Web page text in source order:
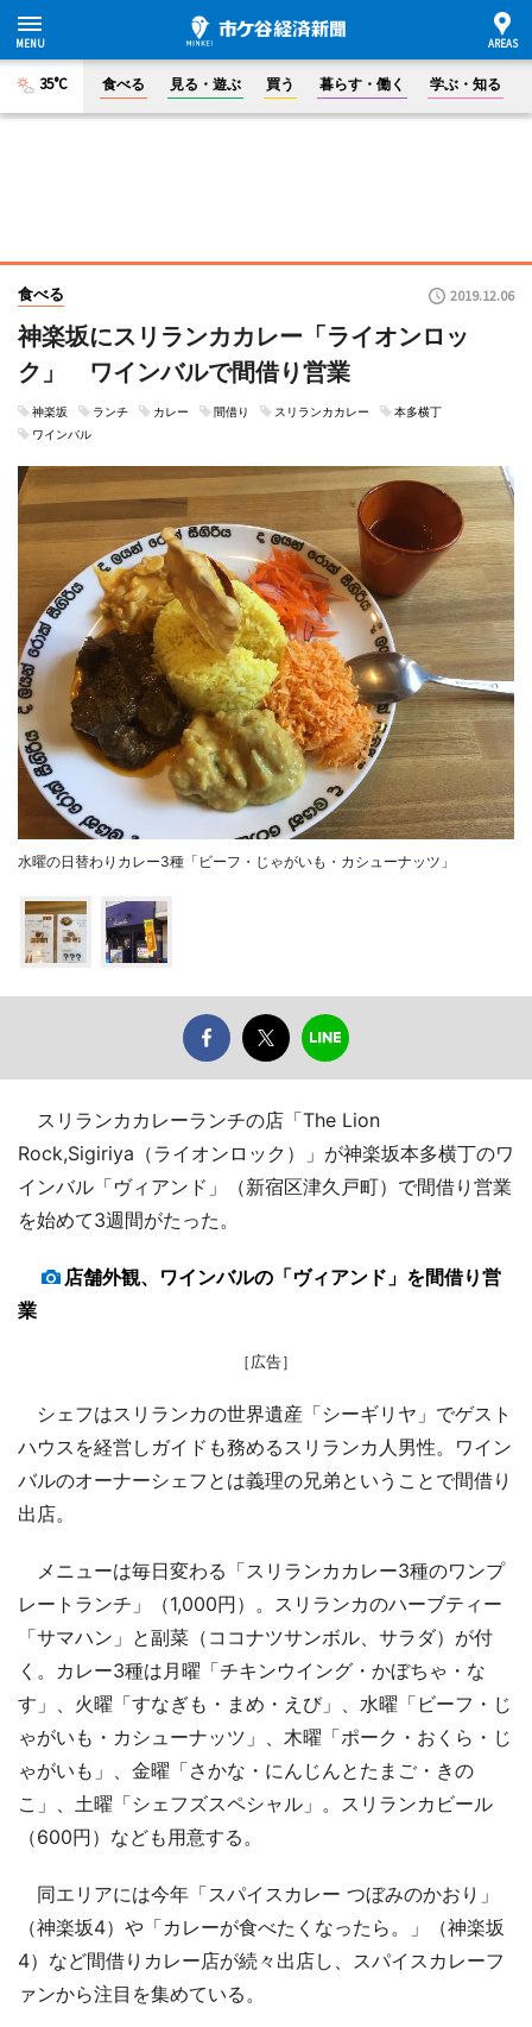
35°C 食べる 見る・遊ぶ 買う 暮らす・働く 学ぶ・知る
食べる 2019.12.06
神楽坂にスリランカカレー「ライオンロッ
ク」 ワインバルで間借り営業
神楽坂 ランチ カレー 間借り スリランカカレー
本多横丁
ワインバル
水曜の日替わりカレー3種「ビーフ・じゃがいも・カシューナッツ」
スリランカカレーランチの店「The Lion
Rock,Sigiriya（ライオンロック）」が神楽坂本多横丁のワ
インバル「ヴィアンド」（新宿区津久戸町）で間借り営業
を始めて3週間がたった。
店舗外観、ワインバルの「ヴィアンド」を間借り営
業
［広告］
シェフはスリランカの世界遺産「シーギリヤ」でゲスト
ハウスを経営しガイドも務めるスリランカ人男性。ワイン
バルのオーナーシェフとは義理の兄弟ということで間借り
出店。
メニューは毎日変わる「スリランカカレー3種のワンプ
レートランチ」（1,000円）。スリランカのハーブティー
「サマハン」と副菜（ココナツサンボル、サラダ）が付
く。カレー3種は月曜「チキンウイング・かぼちゃ・な
す」、火曜「すなぎも・まめ・えび」、水曜「ビーフ・じ
ゃがいも・カシューナッツ」、木曜「ポーク・おくら・じ
ゃがいも」、金曜「さかな・にんじんとたまご・きの
こ」、土曜「シェフズスペシャル」。スリランカビール
（600円）なども用意する。
同エリアには今年「スパイスカレー つぼみのかおり」
（神楽坂4）や「カレーが食べたくなったら。」（神楽坂
4）など間借りカレー店が続々出店し、スパイスカレーフ
ァンから注目を集めている。